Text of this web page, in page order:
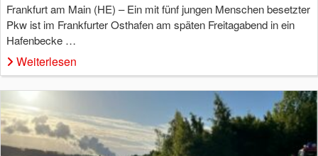
Frankfurt am Main (HE) – Ein mit fünf jungen Menschen besetzter
Pkw ist im Frankfurter Osthafen am späten Freitagabend in ein
Hafenbecke …
Weiterlesen